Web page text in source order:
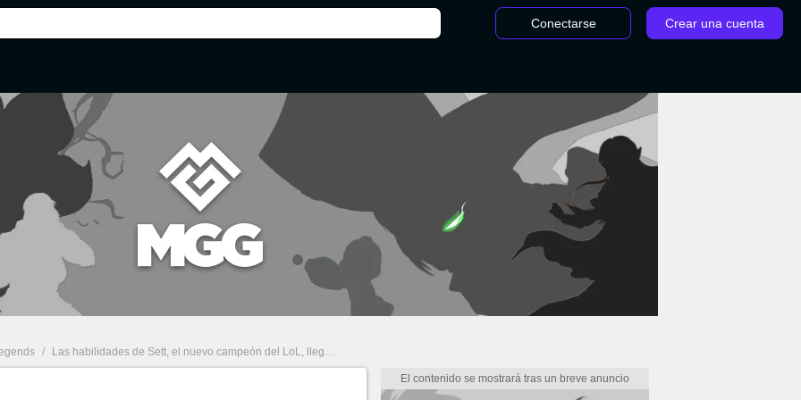
Conectarse Crear una cuenta
/ Las habilidades de Sett, el nuevo campeón del LoL, llegan por email a varios jugadores